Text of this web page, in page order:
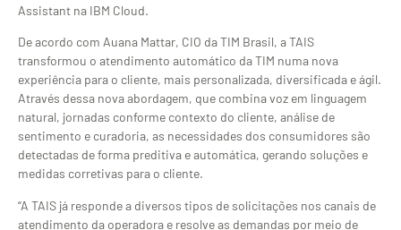
Assistant na IBM Cloud.
De acordo com Auana Mattar, CIO da TIM Brasil, a TAIS
transformou o atendimento automático da TIM numa nova
experiência para o cliente, mais personalizada, diversificada e ágil.
Através dessa nova abordagem, que combina voz em linguagem
natural, jornadas conforme contexto do cliente, análise de
sentimento e curadoria, as necessidades dos consumidores são
detectadas de forma preditiva e automática, gerando soluções e
medidas corretivas para o cliente.
“A TAIS já responde a diversos tipos de solicitações nos canais de
atendimento da operadora e resolve as demandas por meio de